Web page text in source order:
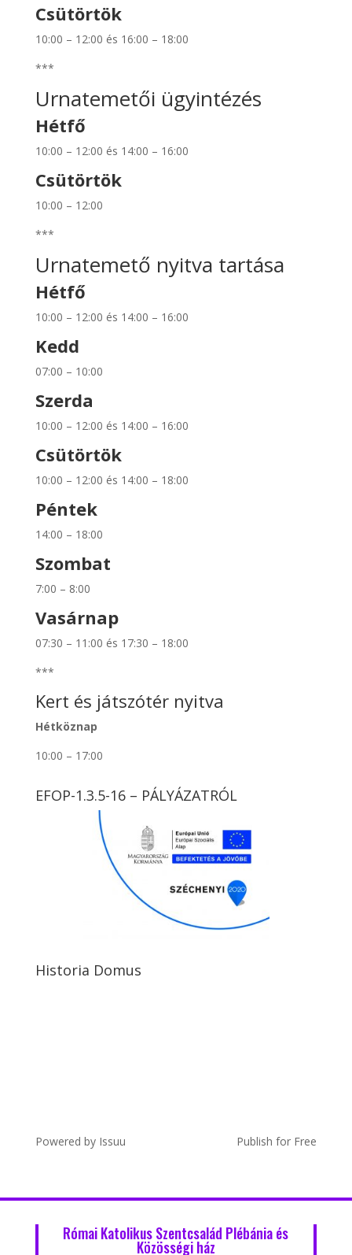
Csütörtök
10:00 – 12:00 és 16:00 – 18:00
***
Urnatemetői ügyintézés
Hétfő
10:00 – 12:00 és 14:00 – 16:00
Csütörtök
10:00 – 12:00
***
Urnatemető nyitva tartása
Hétfő
10:00 – 12:00 és 14:00 – 16:00
Kedd
07:00 – 10:00
Szerda
10:00 – 12:00 és 14:00 – 16:00
Csütörtök
10:00 – 12:00 és 14:00 – 18:00
Péntek
14:00 – 18:00
Szombat
7:00 – 8:00
Vasárnap
07:30 – 11:00 és 17:30 – 18:00
***
Kert és játszótér nyitva
Hétköznap
10:00 – 17:00
EFOP-1.3.5-16 – PÁLYÁZATRÓL
Historia Domus
Powered by Issuu Publish for Free
Római Katolikus Szentcsalád Plébánia és
Közösségi ház